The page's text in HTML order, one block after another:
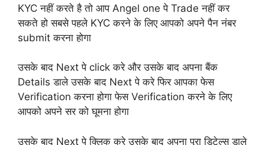
KYC नहीं करते है तो आप Angel one पे Trade नहीं कर
सकते हो सबसे पहले KYC करने के लिए आपको अपने पैन नंबर
submit करना होगा
उसके बाद Next पे click करे और उसके बाद अपना बैंक
Details डाले उसके बाद Next पे करे फिर आपका फेस
Verification करना होगा फेस Verification करने के लिए
आपको अपने सर को घूमना होगा
उसके बाद Next पे क्लिक करे उसके बाद अपना पूरा डिटेल्स डाले